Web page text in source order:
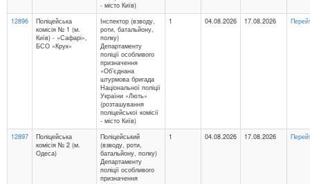
- місто Київ)
12896
Поліцейська
комісія № 1 (м.
Київ) - «Сафарі»,
БСО «Крук»
Інспектор (взводу,
роти, батальйону,
полку)
Департаменту
поліції особливого
призначення
«Об’єднана
штурмова бригада
Національної поліції
України «Лють»
(розташування
поліцейської комісії
- місто Київ)
1 04.08.2026 17.08.2026
12897
Поліцейська
комісія № 2 (м.
Одеса)
Поліцейський
(взводу, роти,
батальйону, полку)
Департаменту
поліції особливого
призначення
1 04.08.2026 17.08.2026